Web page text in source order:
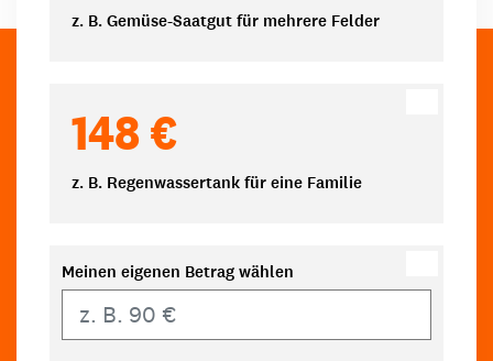
z. B. Gemüse-Saatgut für mehrere Felder
148 €
z. B. Regenwassertank für eine Familie
Meinen eigenen Betrag wählen